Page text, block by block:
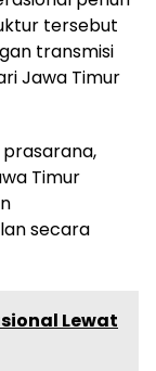
tersebut
transmisi
Jawa Timur
Timur
secara
Lewat